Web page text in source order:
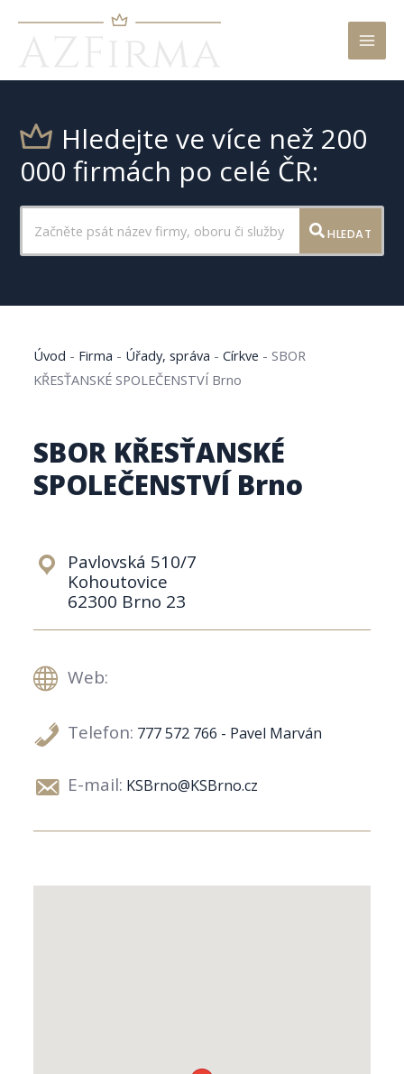
Hledejte ve více než 200
000 firmách po celé ČR:
HLEDAT
Úvod - Firma - Úřady, správa -Církve - SBOR
KŘESŤANSKÉ SPOLEČENSTVÍ Brno
SBOR KŘESŤANSKÉ
SPOLEČENSTVÍ Brno
Pavlovská 510/7
Kohoutovice
62300 Brno 23
Web:
Telefon: 777 572 766 - Pavel Marván
E-mail: KSBrno@KSBrno.cz